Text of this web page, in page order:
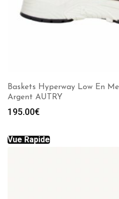
Baskets Hyperway Low En
Argent AUTRY
195.00€
Vue Rapide